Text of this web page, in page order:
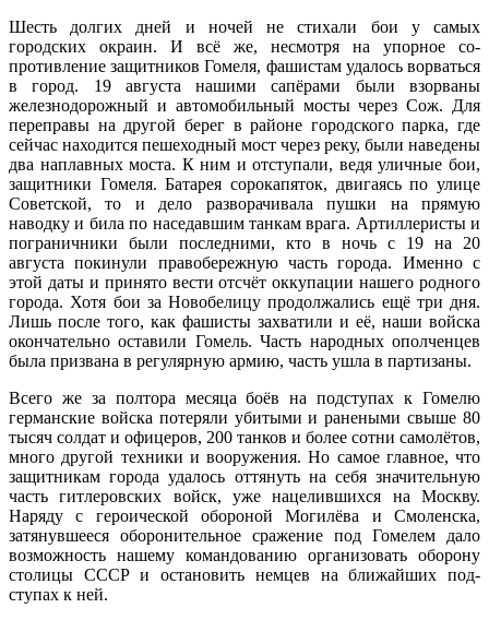
Шесть долгих дней и ночей не сти­хали бои у самых
городских окраин. И всё же, несмотря на упорное со­
противление защитников Гомеля, фа­шистам удалось ворваться
в город. 19 августа нашими сапёрами были взорваны
железнодорожный и авто­мобильный мосты через Сож. Для
переправы на другой берег в райо­не городского парка, где
сейчас на­ходится пешеходный мост через ре­ку, были наведены
два наплавных мо­ста. К ним и отступали, ведя уличные бои,
защитники Гомеля. Батарея со­рокапяток, двигаясь по улице
Совет­ской, то и дело разворачивала пуш­ки на прямую
наводку и била по на­седавшим танкам врага. Артиллери­сты и
пограничники были последни­ми, кто в ночь с 19 на 20
августа по­кинули правобережную часть города. Именно с
этой даты и принято вести отсчёт оккупации нашего родного
го­рода. Хотя бои за Новобелицу продол­жались ещё три дня.
Лишь после то­го, как фашисты захватили и её, наши войска
окончательно оставили Гомель. Часть народных ополченцев
была при­звана в регулярную армию, часть ушла в партизаны.
Всего же за полтора месяца боёв на подступах к Гоме­лю
германские войска поте­ряли убитыми и ранеными свыше 80
тысяч солдат и офицеров, 200 танков и более сотни самолётов,
много дру­гой техники и вооружения. Но самое главное, что
защитникам города уда­лось оттянуть на себя значительную
часть гитлеровских войск, уже наце­лившихся на Москву.
Наряду с геро­ической обороной Могилёва и Смо­ленска,
затянувшееся оборонитель­ное сражение под Гомелем дало
воз­можность нашему командованию ор­ганизовать оборону
столицы СССР и остановить немцев на ближайших под­
ступах к ней.